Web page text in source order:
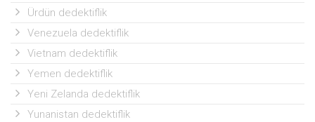
Ürdün dedektiflik
Venezuela dedektiflik
Vietnam dedektiflik
Yemen dedektiflik
Yeni Zelanda dedektiflik
Yunanistan dedektiflik